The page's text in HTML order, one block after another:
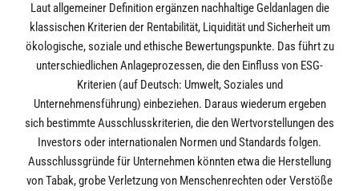
Laut allgemeiner Definition ergänzen nachhaltige Geldanlagen die
klassischen Kriterien der Rentabilität, Liquidität und Sicherheit um
ökologische, soziale und ethische Bewertungspunkte. Das führt zu
unterschiedlichen Anlageprozessen, die den Einfluss von ESG-
Kriterien (auf Deutsch: Umwelt, Soziales und
Unternehmensführung) einbeziehen. Daraus wiederum ergeben
sich bestimmte Ausschlusskriterien, die den Wertvorstellungen des
Investors oder internationalen Normen und Standards folgen.
Ausschlussgründe für Unternehmen könnten etwa die Herstellung
von Tabak, grobe Verletzung von Menschenrechten oder Verstöße